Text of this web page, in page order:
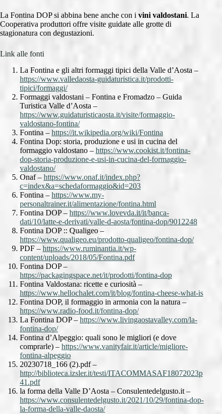
La Fontina DOP si abbina bene anche con i vini valdostani. La
Cooperativa produttori offre visite guidate alle grotte di
stagionatura con degustazioni.
Link alle fonti
La Fontina e gli altri formaggi tipici della Valle d’Aosta –
https://www.valledaosta-guidaturistica.it/prodotti-
tipici/formaggi/
Formaggi valdostani – Fontina e Fromadzo – Guida
Turistica Valle d’Aosta –
https://www.guidaturisticaosta.it/visite/formaggio-
valdostano-fontina/
Fontina – https://it.wikipedia.org/wiki/Fontina
Fontina Dop: storia, produzione e usi in cucina del
formaggio valdostano – https://www.cookist.it/fontina-
dop-storia-produzione-e-usi-in-cucina-del-formaggio-
valdostano/
Onaf – https://www.onaf.it/index.php?
c=index&a=schedaformaggio&id=203
Fontina – https://www.my-
personaltrainer.it/alimentazione/fontina.html
Fontina DOP – https://www.lovevda.it/it/banca-
dati/10/latte-e-derivati/valle-d-aosta/fontina-dop/9012248
Fontina DOP :: Qualigeo –
https://www.qualigeo.eu/prodotto-qualigeo/fontina-dop/
PDF – https://www.ruminantia.it/wp-
content/uploads/2018/05/Fontina.pdf
Fontina DOP –
https://packagingspace.net/it/prodotti/fontina-dop
Fontina Valdostana: ricette e curiosità –
https://www.hellochalet.com/it/blog/fontina-cheese-what-is
Fontina DOP, il formaggio in armonia con la natura –
https://www.radio-food.it/fontina-dop/
La Fontina DOP – https://www.livingaostavalley.com/la-
fontina-dop/
Fontina d’Alpeggio: quali sono le migliori (e dove
comprarle) – https://www.vanityfair.it/article/migliore-
fontina-alpeggio
20230718_166 (2).pdf –
http://biblioteca.izsler.it/testi/ITACOMMASAF18072023p
41.pdf
la forma della Valle D’Aosta – Consulentedelgusto.it –
https://www.consulentedelgusto.it/2021/10/29/fontina-dop-
la-forma-della-valle-daosta/